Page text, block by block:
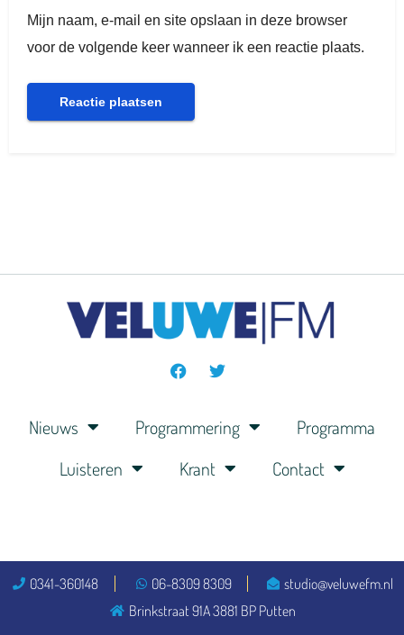
Mijn naam, e-mail en site opslaan in deze browser
voor de volgende keer wanneer ik een reactie plaats.
Nieuws Programmering
Programma
Luisteren
Krant Contact
0341-360148 06-8309 8309
studio@veluwefm.nl
Brinkstraat 91A 3881 BP Putten